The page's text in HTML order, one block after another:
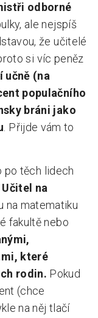
odborné
ale nejspíš
že učitelé
si víc peněz
učně (na
populačního
bráni jako
. Přijde vám to
po těch lidech
Učitel na
na matematiku
fakultě nebo
které
rodin. Pokud
(chce
na něj tlačí